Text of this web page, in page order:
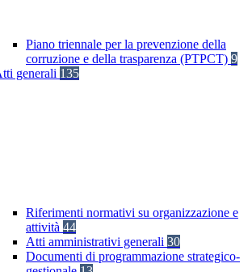
Piano triennale per la prevenzione della
corruzione e della trasparenza (PTPCT) 9
generali 135
Riferimenti normativi su organizzazione e
attività 44
Atti amministrativi generali 30
Documenti di programmazione strategico-